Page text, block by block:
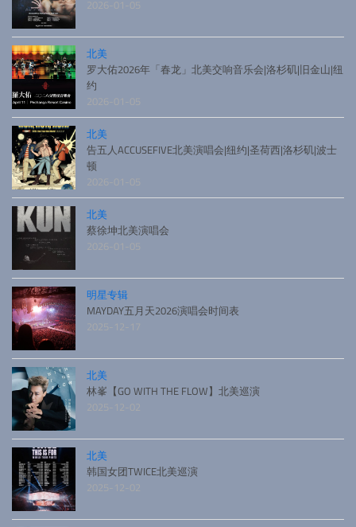
2026-01-05
北美
罗大佑2026年「春龙」北美交响音乐会|洛杉矶|旧金山|纽
约
2026-01-05
北美
告五人ACCUSEFIVE北美演唱会|纽约|圣荷西|洛杉矶|波士
顿
2026-01-05
北美
蔡徐坤北美演唱会
2026-01-05
明星专辑
MAYDAY五月天2026演唱会时间表
2025-12-17
北美
林峯【GO WITH THE FLOW】北美巡演
2025-12-02
北美
韩国女团TWICE北美巡演
2025-12-02